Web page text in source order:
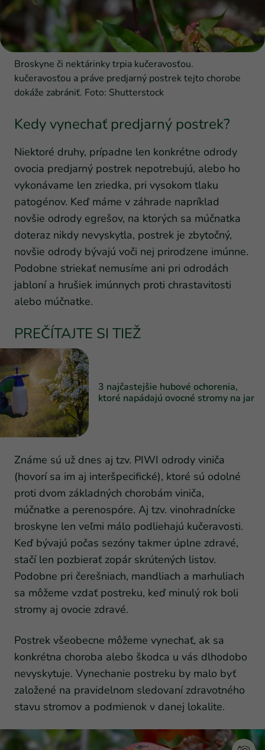
Broskyne či nektárinky trpia kučeravosťou.
kučeravosťou a práve predjarný postrek tejto chorobe
dokáže zabrániť. Foto: Shutterstock
Kedy vynechať predjarný postrek?
Niektoré druhy, prípadne len konkrétne odrody
ovocia predjarný postrek nepotrebujú, alebo ho
vykonávame len zriedka, pri vysokom tlaku
patogénov. Keď máme v záhrade napríklad
novšie odrody egrešov, na ktorých sa múčnatka
doteraz nikdy nevyskytla, postrek je zbytočný,
novšie odrody bývajú voči nej prirodzene imúnne.
Podobne striekať nemusíme ani pri odrodách
jabloní a hrušiek imúnnych proti chrastavitosti
alebo múčnatke.
PREČÍTAJTE SI TIEŽ
3 najčastejšie hubové ochorenia,
ktoré napádajú ovocné stromy na jar
Známe sú už dnes aj tzv. PIWI odrody viniča
(hovorí sa im aj interšpecifické), ktoré sú odolné
proti dvom základných chorobám viniča,
múčnatke a perenospóre. Aj tzv. vinohradnícke
broskyne len veľmi málo podliehajú kučeravosti.
Keď bývajú počas sezóny takmer úplne zdravé,
stačí len pozbierať zopár skrútených listov.
Podobne pri čerešniach, mandliach a marhuliach
sa môžeme vzdať postreku, keď minulý rok boli
stromy aj ovocie zdravé.
Postrek všeobecne môžeme vynechať, ak sa
konkrétna choroba alebo škodca u vás dlhodobo
nevyskytuje. Vynechanie postreku by malo byť
založené na pravidelnom sledovaní zdravotného
stavu stromov a podmienok v danej lokalite.